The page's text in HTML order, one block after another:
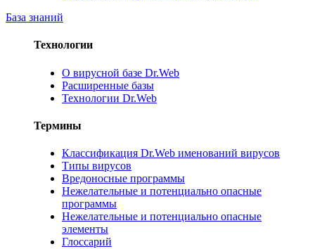
База знаний
Технологии
О вирусной базе Dr.Web
Расширенные базы
Технологии Dr.Web
Термины
Классификация Dr.Web именований вирусов
Типы вирусов
Вредоносные программы
Нежелательные и потенциально опасные
программы
Нежелательные и потенциально опасные
элементы
Глоссарий